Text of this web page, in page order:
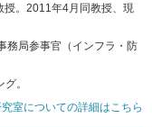
。2011年4月同教授、現
務局参事官（インフラ・防
。
室についての詳細はこちら